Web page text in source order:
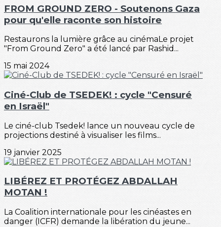
FROM GROUND ZERO - Soutenons Gaza
pour qu'elle raconte son histoire
Restaurons la lumière grâce au cinémaLe projet
"From Ground Zero" a été lancé par Rashid...
15 mai 2024
Ciné-Club de TSEDEK! : cycle "Censuré
en Israël"
Le ciné-club Tsedek! lance un nouveau cycle de
projections destiné à visualiser les films...
19 janvier 2025
LIBÉREZ ET PROTÉGEZ ABDALLAH
MOTAN !
La Coalition internationale pour les cinéastes en
danger (ICFR) demande la libération du jeune...